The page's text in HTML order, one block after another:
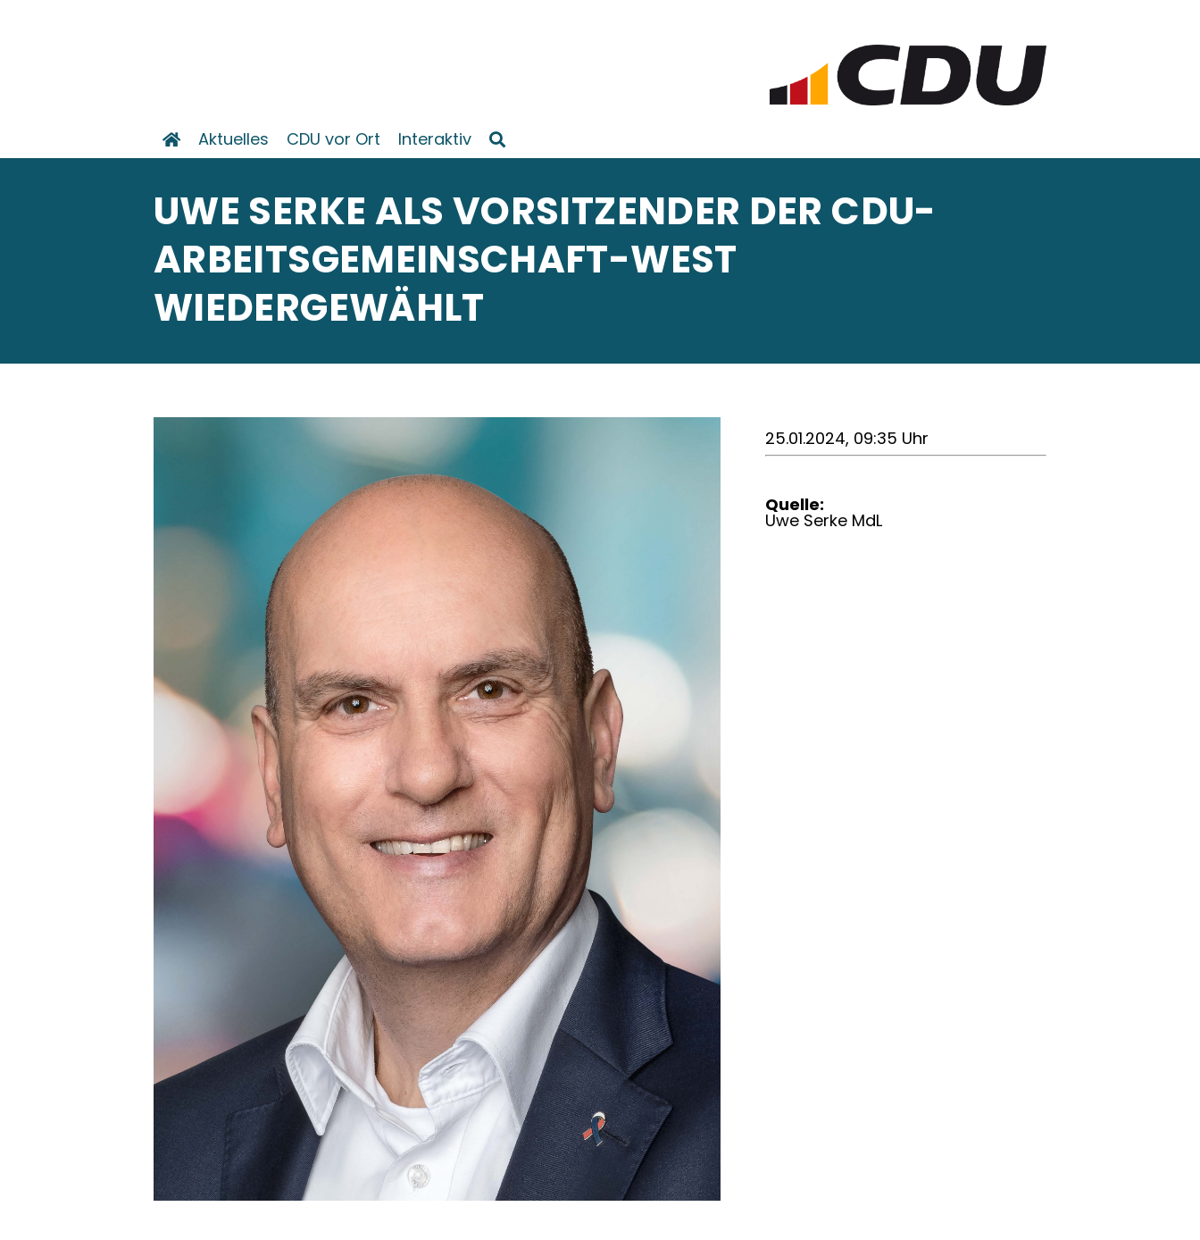
Aktuelles CDU vor Ort Interaktiv
UWE SERKE ALS VORSITZENDER DER CDU-
ARBEITSGEMEINSCHAFT-WEST
WIEDERGEWÄHLT
25.01.2024, 09:35 Uhr
Quelle:
Uwe Serke MdL